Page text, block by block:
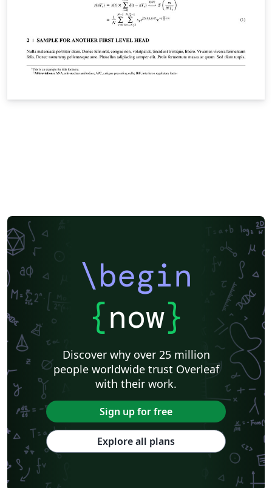
\begin
{now}
Discover why over 25 million
people worldwide trust Overleaf
with their work.
Sign up for free
Explore all plans